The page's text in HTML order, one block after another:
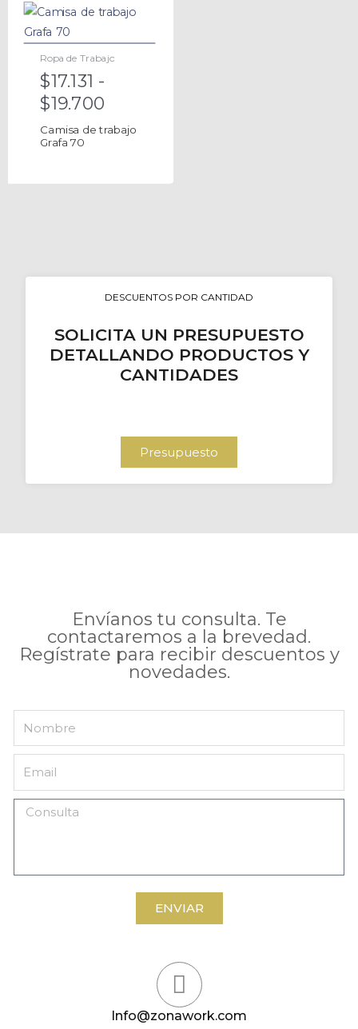
Ropa de Trabajo
$17.131 -
$19.700
Camisa de trabajo
Grafa 70
DESCUENTOS POR CANTIDAD
SOLICITA UN PRESUPUESTO
DETALLANDO PRODUCTOS Y
CANTIDADES
Presupuesto
Envíanos tu consulta. Te
contactaremos a la brevedad.
Regístrate para recibir descuentos y
novedades.
ENVIAR
Info@zonawork.com